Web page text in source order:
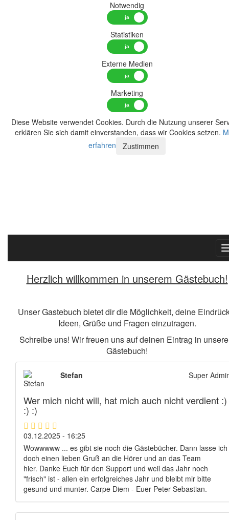
Notwendig
Statistiken
Externe Medien
Marketing
Diese Website verwendet Cookies. Durch die Nutzung unserer
erklären Sie sich damit einverstanden, dass wir Cookies setzen.
erfahren
Zustimmen
Herzlich willkommen in unserem Gästebuch!
Unser Gastebuch bietet dir die Möglichkeit, deine
Ideen, Grüße und Fragen einzutragen.
Schreibe uns! Wir freuen uns auf deinen Eintrag in
Gästebuch!
Stefan Super
Wer mich nicht will, hat mich auch nicht verdient :)
:) :)
03.12.2025 - 16:25
Wowwwww ... es gibt sie noch die Gästebücher. Dann lasse ich
doch einen lieben Gruß an die Hörer und an das Team
hier. Danke Euch für den Support und weil das Jahr noch
"frisch" ist - allen ein erfolgreiches Jahr und bleibt mir bitte
gesund und munter. Carpe Diem - Euer Peter Sebastian.